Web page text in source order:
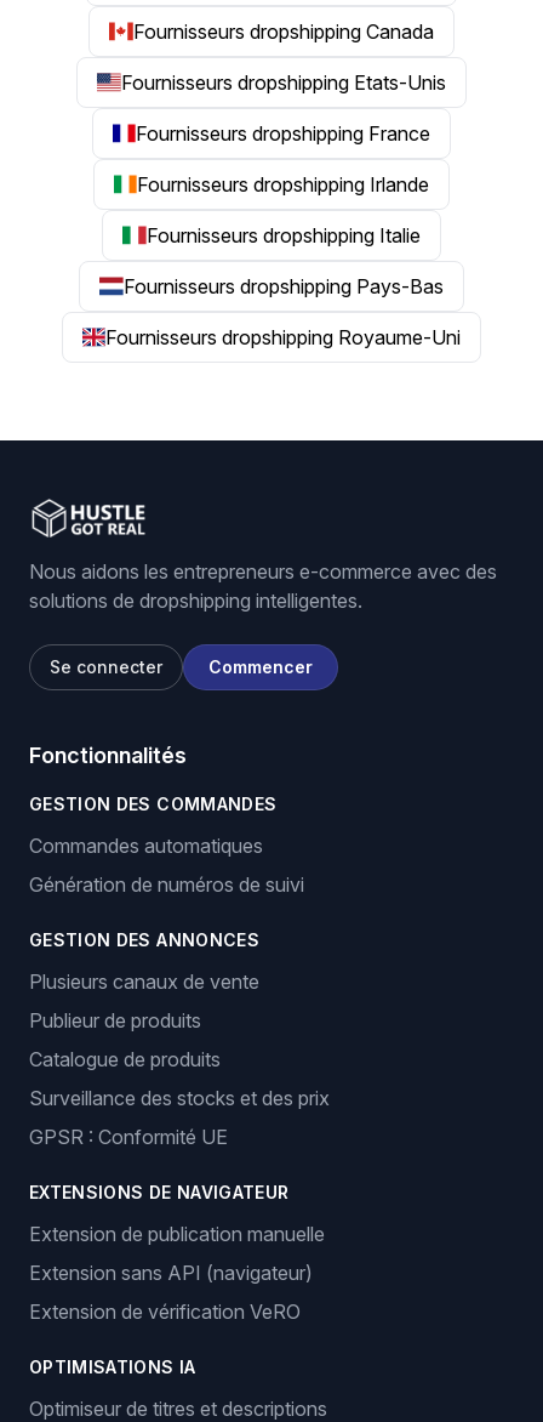
Fournisseurs dropshipping Canada
Fournisseurs dropshipping Etats-Unis
Fournisseurs dropshipping France
Fournisseurs dropshipping Irlande
Fournisseurs dropshipping Italie
Fournisseurs dropshipping Pays-Bas
Fournisseurs dropshipping Royaume-Uni
Nous aidons les entrepreneurs e-commerce avec des
solutions de dropshipping intelligentes.
Se connecter Commencer
Fonctionnalités
GESTION DES COMMANDES
Commandes automatiques
Génération de numéros de suivi
GESTION DES ANNONCES
Plusieurs canaux de vente
Publieur de produits
Catalogue de produits
Surveillance des stocks et des prix
GPSR : Conformité UE
EXTENSIONS DE NAVIGATEUR
Extension de publication manuelle
Extension sans API (navigateur)
Extension de vérification VeRO
OPTIMISATIONS IA
Optimiseur de titres et descriptions